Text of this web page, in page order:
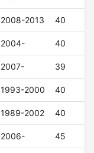
2008-2013 40
2004- 40
2007- 39
1993-2000 40
1989-2002 40
2006- 45